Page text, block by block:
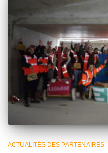
ACTUALITÉS DES PARTENAIRES